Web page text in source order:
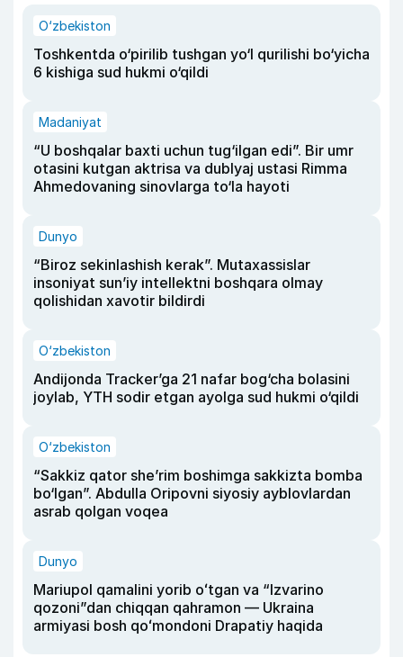
O‘zbekiston
Toshkentda o‘pirilib tushgan yo‘l qurilishi bo‘yicha
6 kishiga sud hukmi o‘qildi
Madaniyat
“U boshqalar baxti uchun tug‘ilgan edi”. Bir umr
otasini kutgan aktrisa va dublyaj ustasi Rimma
Ahmedovaning sinovlarga to‘la hayoti
Dunyo
“Biroz sekinlashish kerak”. Mutaxassislar
insoniyat sun’iy intellektni boshqara olmay
qolishidan xavotir bildirdi
O‘zbekiston
Andijonda Tracker’ga 21 nafar bog‘cha bolasini
joylab, YTH sodir etgan ayolga sud hukmi o‘qildi
O‘zbekiston
“Sakkiz qator she’rim boshimga sakkizta bomba
bo‘lgan”. Abdulla Oripovni siyosiy ayblovlardan
asrab qolgan voqea
Dunyo
Mariupol qamalini yorib oʻtgan va “Izvarino
qozoni”dan chiqqan qahramon — Ukraina
armiyasi bosh qoʻmondoni Drapatiy haqida